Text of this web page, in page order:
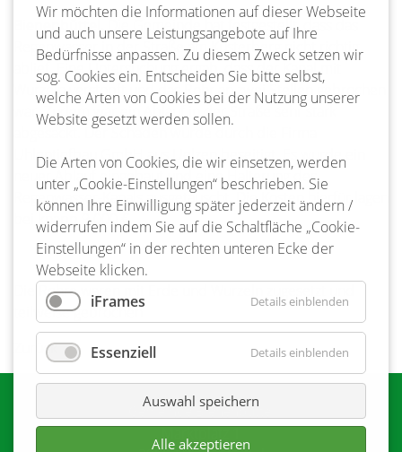
Bienenbüttel.
Die Gemeinde hat festgestellt, dass das
Regenwasser in der Straße am Küsterberg nicht richtig
ablief. Eine Untersuchung ergab, dass der Kanal mit
Wurzeln verstopft und das Rohr an zwei Stellen gebrochen
war. Zudem war ein Ablauf in der Straße sehr stark
abgesackt. Der Schaden wurde durch die Firma
Uhlentiefbau GmbH aus Uelzen beseitigt. Es wurde ein
neuer Ablauf eingebaut und eine Halterung des
Regenwasser-Kanals ausgetauscht. Die Kosten hierfür lagen
bei knapp 9.000 €.
Die Rohre waren mit Erde und Wurzeln zugesetzt und
teilweise gebrochen
Zurück
Gemeinde Bienenbüttel
Marktplatz 1
Wir möchten die Informationen auf dieser Webseite
und auch unsere Leistungsangebote auf Ihre
Bedürfnisse anpassen. Zu diesem Zweck setzen wir
sog. Cookies ein. Entscheiden Sie bitte selbst,
welche Arten von Cookies bei der Nutzung unserer
Website gesetzt werden sollen.
Die Arten von Cookies, die wir einsetzen, werden
unter „Cookie-Einstellungen“ beschrieben. Sie
können Ihre Einwilligung später jederzeit ändern /
widerrufen indem Sie auf die Schaltfläche „Cookie-
Einstellungen“ in der rechten unteren Ecke der
Webseite klicken.
iFrames
Details einblenden
Essenziell Details einblenden
Auswahl speichern
Alle akzeptieren